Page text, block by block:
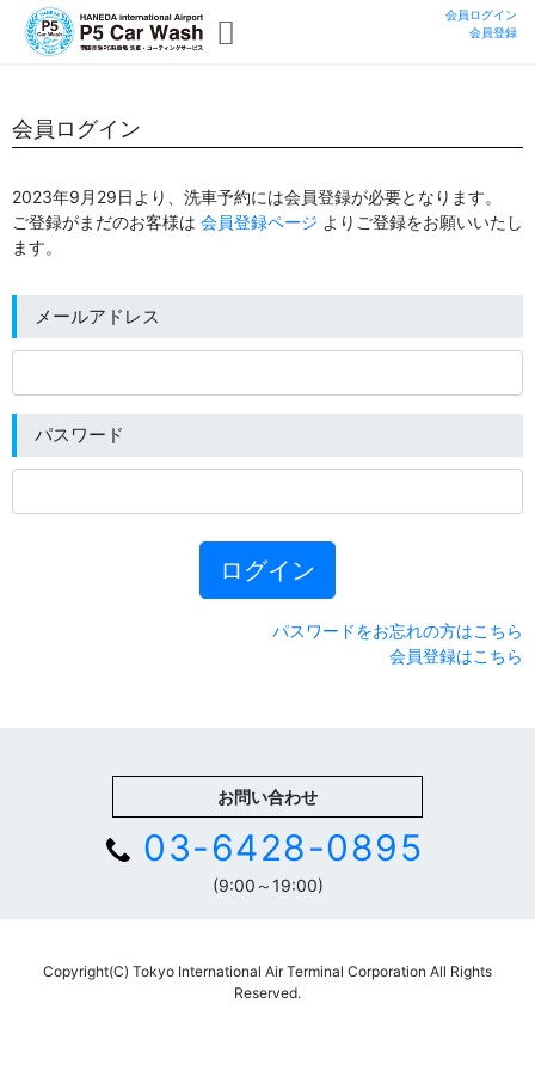
会員ログイン
会員登録
会員登録
会員ログイン
2023年9月29日より、洗車予約には会員登録が必要となります。
ご登録がまだのお客様は 会員登録ページ よりご登録をお願いいたし
ます。
メールアドレス
パスワード
ログイン
パスワードをお忘れの方はこちら
会員登録はこちら
お問い合わせ
03-6428-0895
(9:00～19:00)
Copyright(C) Tokyo International Air Terminal Corporation All Rights
Reserved.